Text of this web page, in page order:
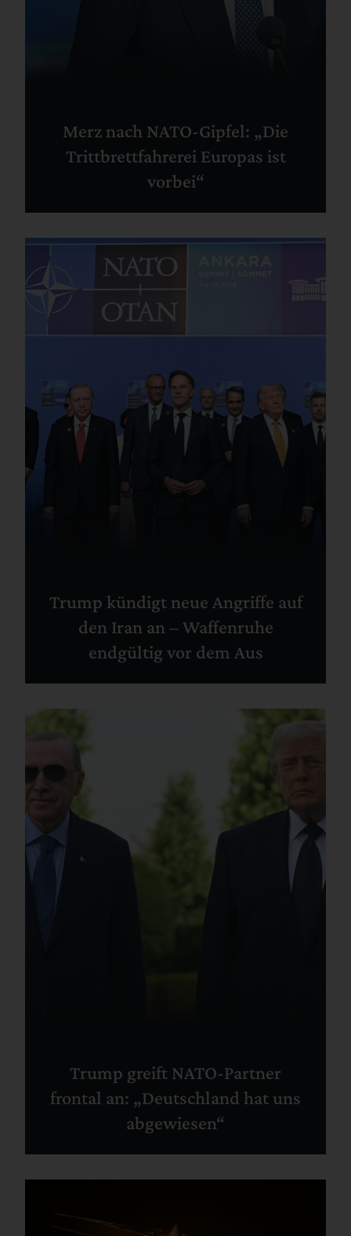
Merz nach NATO-Gipfel: „Die
Trittbrettfahrerei Europas ist
vorbei“
Trump kündigt neue Angriffe auf
den Iran an – Waffenruhe
endgültig vor dem Aus
Trump greift NATO-Partner
frontal an: „Deutschland hat uns
abgewiesen“